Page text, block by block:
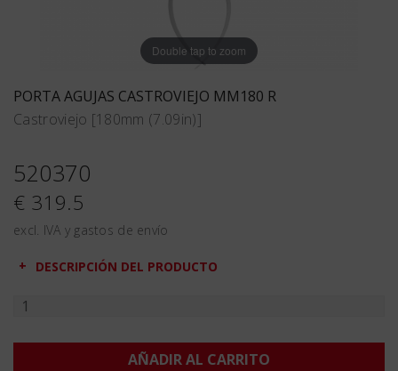
Double tap to zoom
PORTA AGUJAS CASTROVIEJO MM180 R
Castroviejo [180mm (7.09in)]
520370
€ 319.5
excl. IVA y gastos de envío
DESCRIPCIÓN DEL PRODUCTO
AÑADIR AL CARRITO